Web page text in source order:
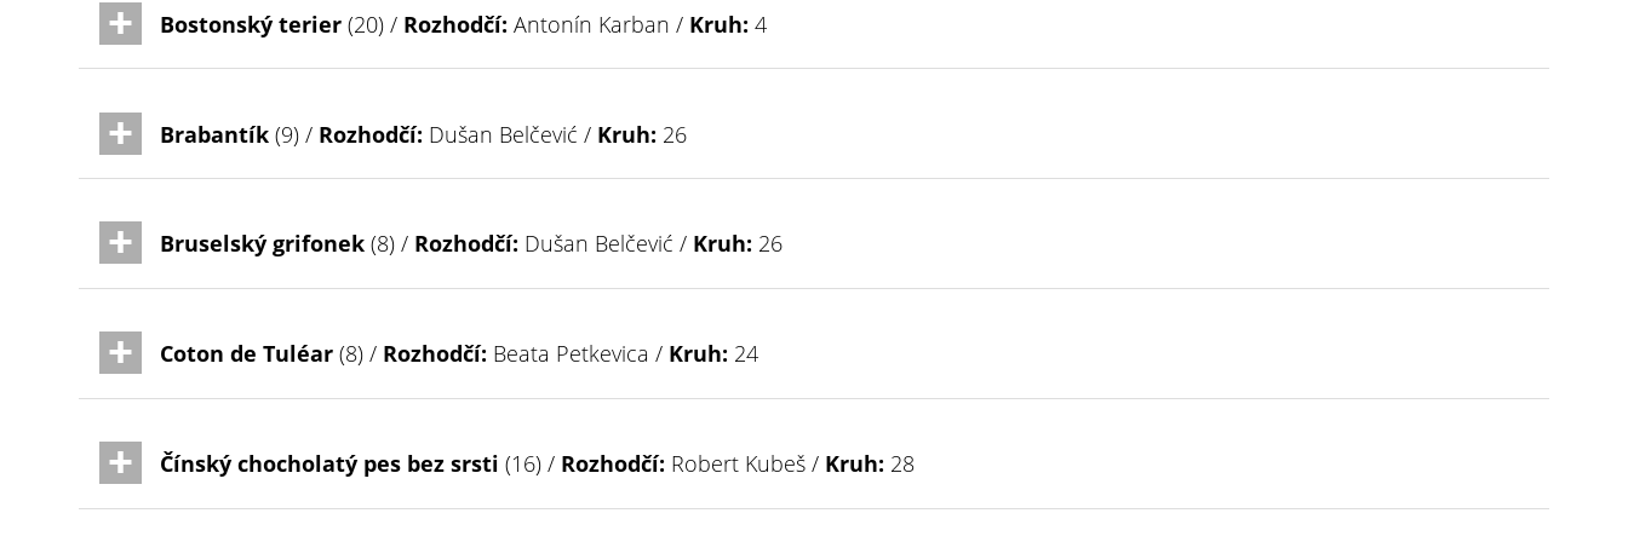
Bostonský terier (20) / Rozhodčí: Antonín Karban / Kruh: 4
Brabantík (9) / Rozhodčí: Dušan Belčević / Kruh: 26
Bruselský grifonek (8) / Rozhodčí: Dušan Belčević / Kruh: 26
Coton de Tuléar (8) / Rozhodčí: Beata Petkevica / Kruh: 24
Čínský chocholatý pes bez srsti (16) / Rozhodčí: Robert Kubeš / Kruh: 28